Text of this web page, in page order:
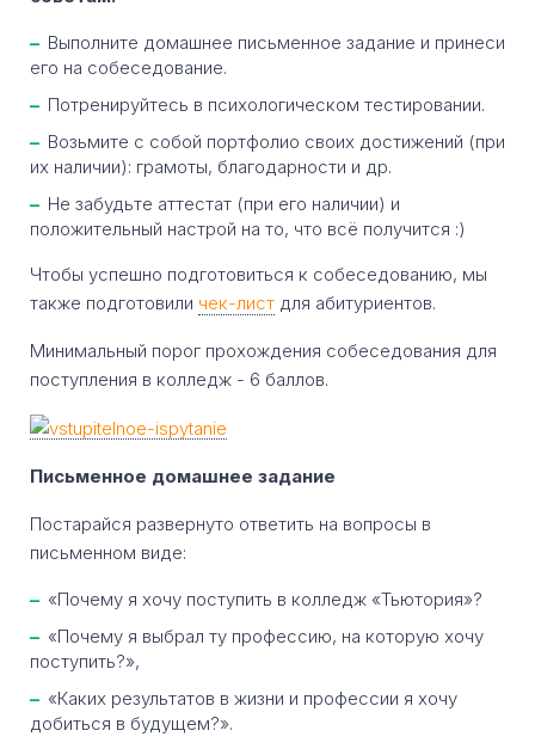
Выполните домашнее письменное задание и принеси
его на собеседование.
Потренируйтесь в психологическом тестировании.
Возьмите с собой портфолио своих достижений (при
их наличии): грамоты, благодарности и др.
Не забудьте аттестат (при его наличии) и
положительный настрой на то, что всё получится :)
Чтобы успешно подготовиться к собеседованию, мы
также подготовили чек-лист для абитуриентов.
Минимальный порог прохождения собеседования для
поступления в колледж - 6 баллов.
Письменное домашнее задание
Постарайся развернуто ответить на вопросы в
письменном виде:
«Почему я хочу поступить в колледж «Тьютория»?
«Почему я выбрал ту профессию, на которую хочу
поступить?»,
«Каких результатов в жизни и профессии я хочу
добиться в будущем?».